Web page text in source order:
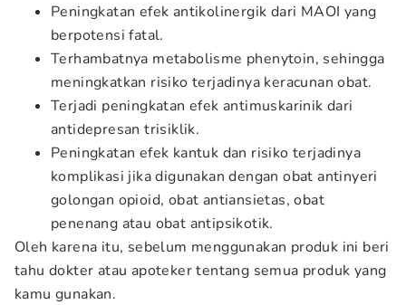
Peningkatan efek antikolinergik dari MAOI yang
berpotensi fatal.
Terhambatnya metabolisme phenytoin, sehingga
meningkatkan risiko terjadinya keracunan obat.
Terjadi peningkatan efek antimuskarinik dari
antidepresan trisiklik.
Peningkatan efek kantuk dan risiko terjadinya
komplikasi jika digunakan dengan obat antinyeri
golongan opioid, obat antiansietas, obat
penenang atau obat antipsikotik.
Oleh karena itu, sebelum menggunakan produk ini beri
tahu dokter atau apoteker tentang semua produk yang
kamu gunakan.